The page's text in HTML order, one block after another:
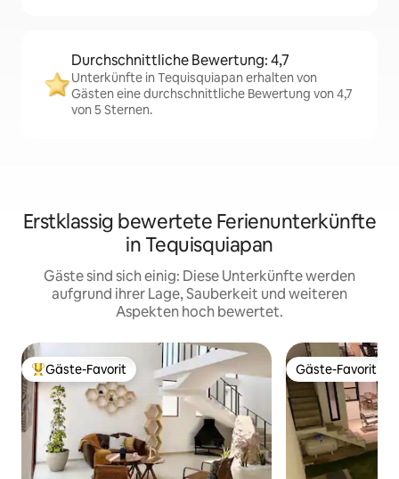
Durchschnittliche Bewertung: 4,7
Unterkünfte in Tequisquiapan erhalten von
Gästen eine durchschnittliche Bewertung von 4,7
von 5 Sternen.
Erstklassig bewertete Ferienunterkünfte
in Tequisquiapan
Gäste sind sich einig: Diese Unterkünfte werden
aufgrund ihrer Lage, Sauberkeit und weiteren
Aspekten hoch bewertet.
Beliebter Gäste-Favorit.
Gäste-Favorit Gäste-Favorit
Gäste-Favorit